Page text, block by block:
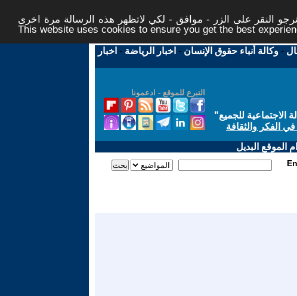
النقر على الزر - موافق - لكي لاتظهر هذه الرسالة مرة اخرى -
This website uses cookies to ensure you get the best
-وكالة أنباء حقوق الإنسان - اخبار الرياضة - اخبار
التبرع للموقع - ادعمونا
للجميع"
الفكر والثقافة
الموقع البديل